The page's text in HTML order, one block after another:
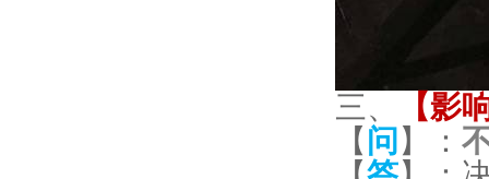
三、
【影
【 问 】：